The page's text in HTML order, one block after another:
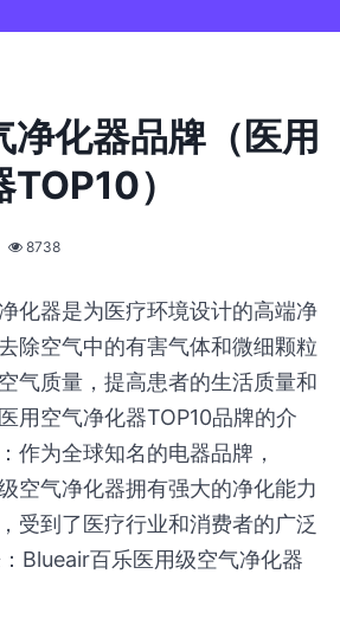
净化器品牌（医用
）
8738
化器是为医疗环境设计的高端净
除空气中的有害气体和微细颗粒
气质量，提高患者的生活质量和
用空气净化器TOP10品牌的介
作为全球知名的电器品牌，
空气净化器拥有强大的净化能力
受到了医疗行业和消费者的广泛
Blueair百乐医用级空气净化器